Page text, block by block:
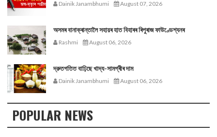
Dainik Janambhumi August 07, 2026
অসমৰ বানাক্ৰান্তালৈ সহায়ৰ হাত বিহাৰৰ ৰিপুৰাজ ফাউণ্ডেশ্যনৰ
Rashmi August 06, 2026
দ্রুতগতিত বাঢ়িছে খাদ্য-সামগ্ৰীৰ দাম
Dainik Janambhumi August 06, 2026
POPULAR NEWS